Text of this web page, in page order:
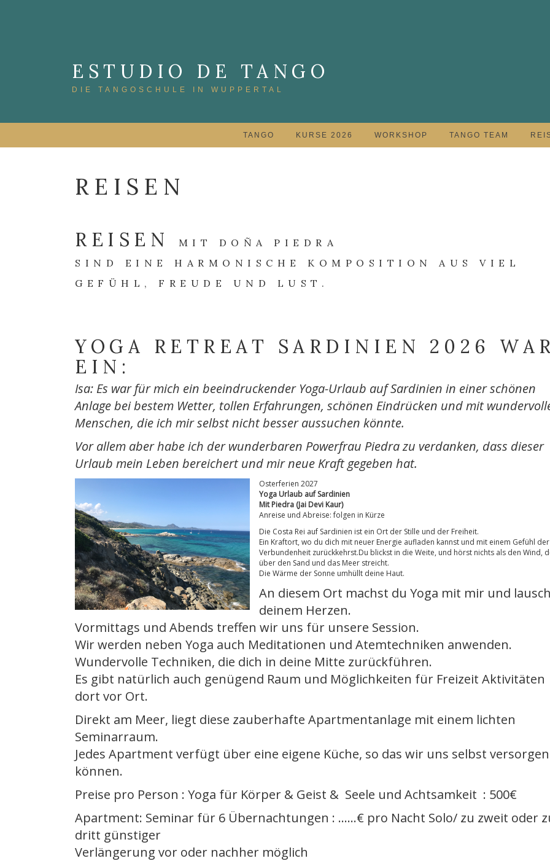
ESTUDIO DE TANGO
DIE TANGOSCHULE IN WUPPERTAL
TANGO KURSE 2026 WORKSHOP TANGO TEAM
REISEN
REISEN
MIT DOÑA PIEDRA
SIND EINE HARMONISCHE KOMPOSITION AUS VIEL
GEFÜHL, FREUDE UND LUST.
YOGA RETREAT SARDINIEN 2026
EIN:
Isa: Es war für mich ein beeindruckender Yoga-Urlaub auf Sardinien in einer schönen
Anlage bei bestem Wetter, tollen Erfahrungen, schönen Eindrücken und mit
Menschen, die ich mir selbst nicht besser aussuchen könnte.
Vor allem aber habe ich der wunderbaren Powerfrau Piedra zu verdanken, dass dieser
Urlaub mein Leben bereichert und mir neue Kraft gegeben hat.
Osterferien 2027
Yoga Urlaub auf Sardinien
Mit Piedra (Jai Devi Kaur)
Anreise und Abreise: folgen in Kürze
Die Costa Rei auf Sardinien ist ein Ort der Stille und der Freiheit.
Ein Kraftort, wo du dich mit neuer Energie aufladen kannst und mit einem Gefühl der
Verbundenheit zurückkehrst.Du blickst in die Weite, und hörst nichts als den Wind,
über den Sand und das Meer streicht.
Die Wärme der Sonne umhüllt deine Haut.
An diesem Ort machst du Yoga mit mir und
deinem Herzen.
Vormittags und Abends treffen wir uns für unsere Session.
Wir werden neben Yoga auch Meditationen und Atemtechniken anwenden.
Wundervolle Techniken, die dich in deine Mitte zurückführen.
Es gibt natürlich auch genügend Raum und Möglichkeiten für Freizeit Aktivitäten
dort vor Ort.
Direkt am Meer, liegt diese zauberhafte Apartmentanlage mit einem lichten
Seminarraum.
Jedes Apartment verfügt über eine eigene Küche, so das wir uns selbst versorgen
können.
Preise pro Person : Yoga für Körper & Geist & Seele und Achtsamkeit : 500€
Apartment: Seminar für 6 Übernachtungen : ……€ pro Nacht Solo/ zu zweit oder
dritt günstiger
Verlängerung vor oder nachher möglich